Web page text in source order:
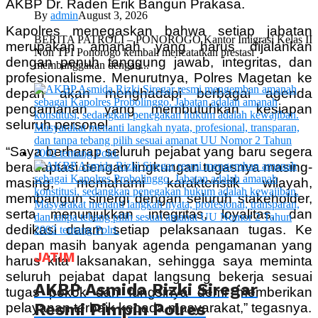
AKBP Dr. Raden Erik Bangun Prakasa.
Kapolres menegaskan bahwa setiap jabatan
merupakan amanah yang harus dijalankan
dengan penuh tanggung jawab, integritas, dan
profesionalisme. Menurutnya, Polres Magetan ke
depan akan menghadapi berbagai agenda
pengamanan yang membutuhkan kesiapan
seluruh personel.
“Saya berharap seluruh pejabat yang baru segera
beradaptasi dengan lingkungan tugasnya masing-
masing, memahami karakteristik wilayah,
membangun sinergi dengan seluruh stakeholder,
serta menunjukkan integritas, loyalitas, dan
dedikasi dalam setiap pelaksanaan tugas. Ke
depan masih banyak agenda pengamanan yang
harus kita laksanakan, sehingga saya meminta
seluruh pejabat dapat langsung bekerja sesuai
tugas pokok dan fungsinya demi memberikan
pelayanan terbaik kepada masyarakat,” tegasnya.
By adminAugust 3, 2026
BERITA PATROLI – PONOROGO Kantor Imigrasi Kelas II
Non TPI Ponorogo kembali mencatatkan prestasi
membanggakan dengan...
JATIM
AKBP Asmida Rizki Siregar
Resmi Pimpin Polres